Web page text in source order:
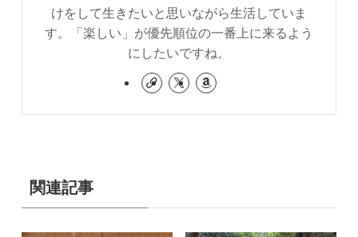
けをして生きたいと思いながら生活していま
す。「楽しい」が優先順位の一番上に来るよう
にしたいですね。
関連記事